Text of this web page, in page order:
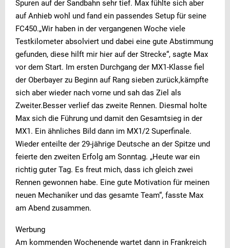
Spuren auf der Sandbahn sehr tief. Max fühlte sich aber
auf Anhieb wohl und fand ein passendes Setup für seine
FC450.„Wir haben in der vergangenen Woche viele
Testkilometer absolviert und dabei eine gute Abstimmung
gefunden, diese hilft mir hier auf der Strecke“, sagte Max
vor dem Start. Im ersten Durchgang der MX1-Klasse fiel
der Oberbayer zu Beginn auf Rang sieben zurück,kämpfte
sich aber wieder nach vorne und sah das Ziel als
Zweiter.Besser verlief das zweite Rennen. Diesmal holte
Max sich die Führung und damit den Gesamtsieg in der
MX1. Ein ähnliches Bild dann im MX1/2 Superfinale.
Wieder enteilte der 29-jährige Deutsche an der Spitze und
feierte den zweiten Erfolg am Sonntag. „Heute war ein
richtig guter Tag. Es freut mich, dass ich gleich zwei
Rennen gewonnen habe. Eine gute Motivation für meinen
neuen Mechaniker und das gesamte Team“, fasste Max
am Abend zusammen.
Werbung
Am kommenden Wochenende wartet dann in Frankreich